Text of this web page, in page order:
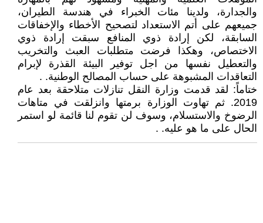
والجدارة، ولدينا مئات الخبراء في هندسة الطيران،
جميعهم على أتم الاستعداد لتصحيح الأخطاء والإخفاقات
السابقة، لكن إرادة ذوي المنافع سبقت إرادة ذوي
الاختصاص، وهكذا فرضت متطلبات العبث والتخريب
والتعطيل نفسها من اجل توفير البيئة القذرة لإبرام
التعاقدات المشبوهة على حساب المصالح الوطنية. .
ختاماً: لقد قدمت وزارة النقل تنازلات متلاحقة بعد عام
2019. ثم تهاوت الوزارة برمتها وانزلقت في متاهات
الرضوخ والاستسلام، وسوف لن تقوم لنا قائمة لو استمر
الحال على ما هو عليه. .